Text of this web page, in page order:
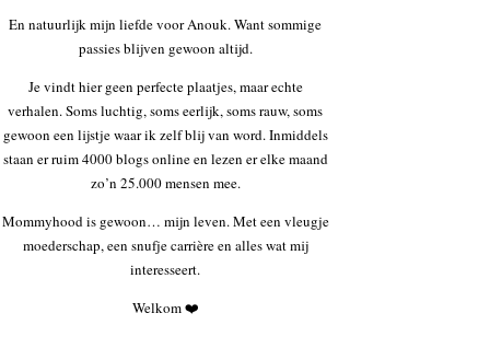
En natuurlijk mijn liefde voor Anouk. Want sommige
passies blijven gewoon altijd.
Je vindt hier geen perfecte plaatjes, maar echte
verhalen. Soms luchtig, soms eerlijk, soms rauw, soms
gewoon een lijstje waar ik zelf blij van word. Inmiddels
staan er ruim 4000 blogs online en lezen er elke maand
zo’n 25.000 mensen mee.
Mommyhood is gewoon… mijn leven. Met een vleugje
moederschap, een snufje carrière en alles wat mij
interesseert.
Welkom ❤️